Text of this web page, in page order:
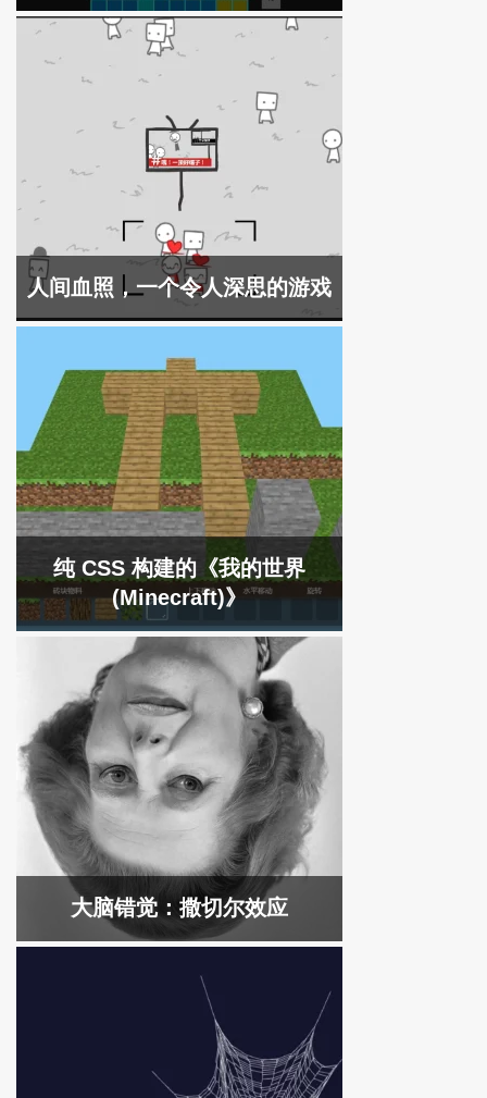
人间血照，一个令人深思的游戏
纯 CSS 构建的《我的世界
(Minecraft)》
大脑错觉：撒切尔效应